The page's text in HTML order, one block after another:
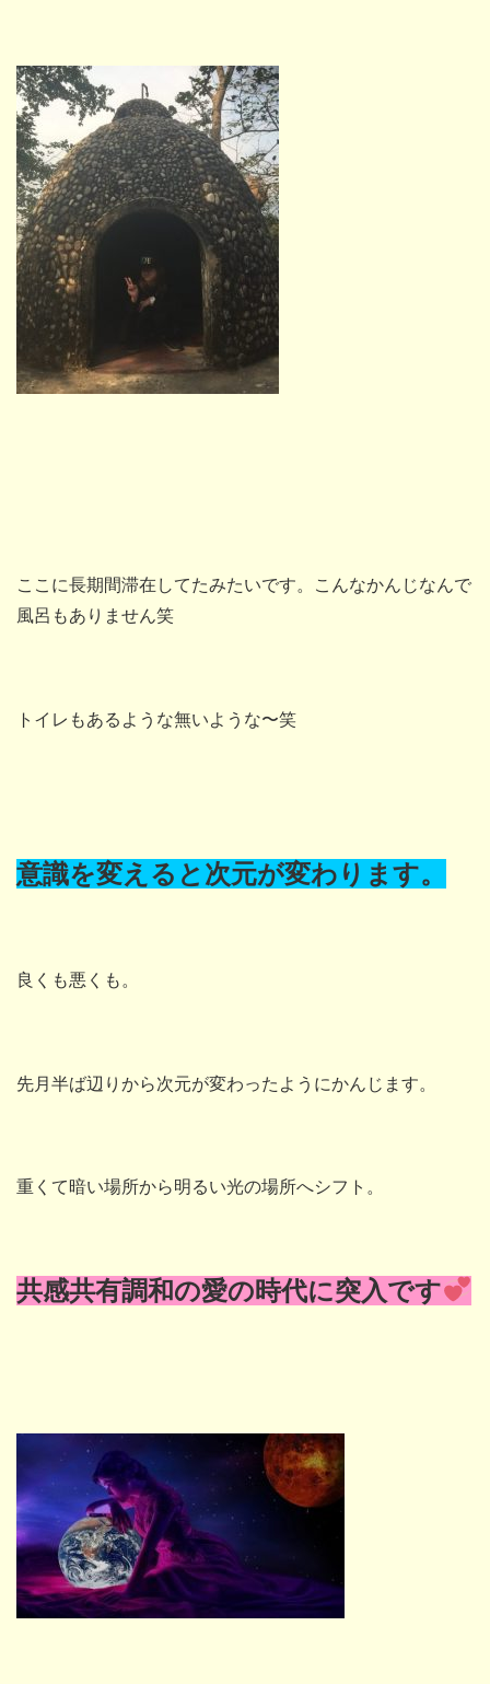
ここに長期間滞在してたみたいです。こんなかんじなんで
風呂もありません笑
トイレもあるような無いような〜笑
意識を変えると次元が変わります。
良くも悪くも。
先月半ば辺りから次元が変わったようにかんじます。
重くて暗い場所から明るい光の場所へシフト。
共感共有調和の愛の時代に突入です